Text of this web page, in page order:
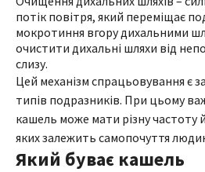
потік повітря, який переміщає
мокротиння вгору дихальними
очистити дихальні шляхи від
слизу.
Цей механізм спрацьовування є
типів подразників. При цьому
кашель може мати різну частоту
яких залежить самопочуття
Який буває кашель